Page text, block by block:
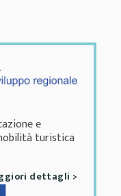
e
turistica
dettagli >